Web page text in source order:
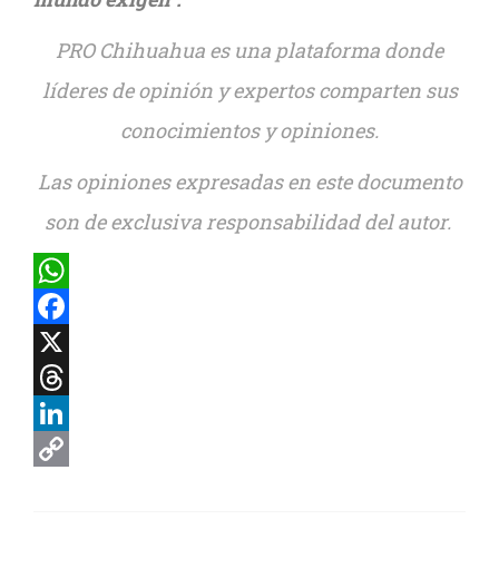
PRO Chihuahua es una plataforma donde
líderes de opinión y expertos comparten sus
conocimientos y opiniones.
Las opiniones expresadas en este documento
son de exclusiva responsabilidad del autor.
WhatsApp
Facebook
X
Threads
LinkedIn